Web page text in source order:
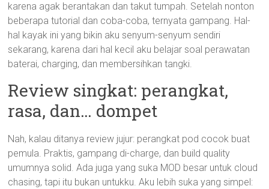
karena agak berantakan dan takut tumpah. Setelah nonton
beberapa tutorial dan coba-coba, ternyata gampang. Hal-
hal kayak ini yang bikin aku senyum-senyum sendiri
sekarang, karena dari hal kecil aku belajar soal perawatan
baterai, charging, dan membersihkan tangki.
Review singkat: perangkat,
rasa, dan… dompet
Nah, kalau ditanya review jujur: perangkat pod cocok buat
pemula. Praktis, gampang di-charge, dan build quality
umumnya solid. Ada juga yang suka MOD besar untuk cloud
chasing, tapi itu bukan untukku. Aku lebih suka yang simpel: